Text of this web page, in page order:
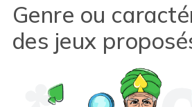
Genre ou
des jeux